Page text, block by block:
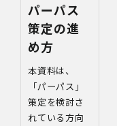
パーパス
策定の進
め方
本資料は、
「パーパス」
策定を検討さ
れている方向